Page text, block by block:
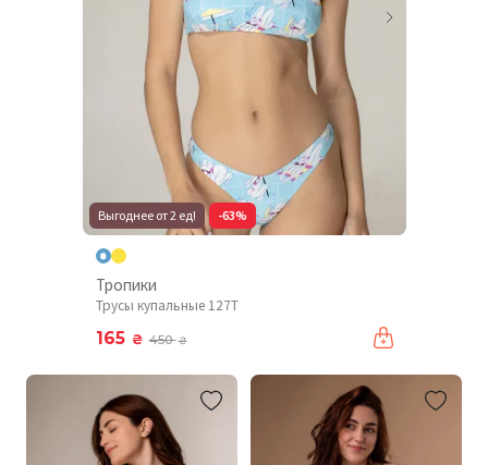
Выгоднее от 2 ед! -63%
Тропики
Трусы купальные 127T
165 ₴ 450₴